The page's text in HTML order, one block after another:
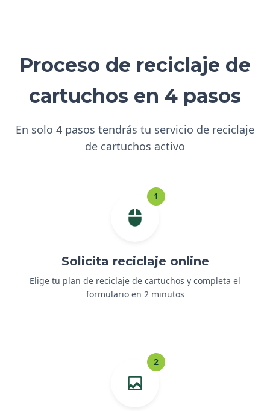
Proceso de reciclaje de
cartuchos en 4 pasos
En solo 4 pasos tendrás tu servicio de reciclaje
de cartuchos activo
1
Solicita reciclaje online
Elige tu plan de reciclaje de cartuchos y completa el
formulario en 2 minutos
2